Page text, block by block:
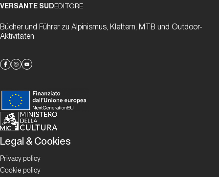
dell’Orco
Storia Moderna
Merci
la Vie
Top Routes
Top Routes
VERSANTE SUDEDITORE
Bücher und Führer zu Alpinismus, Klettern, MTB und Outdoor-
Aktivitäten
Legal & Cookies
Privacy policy
Cookie policy